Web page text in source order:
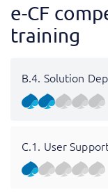
e-CF
training
B.4. Solution
C.1. User